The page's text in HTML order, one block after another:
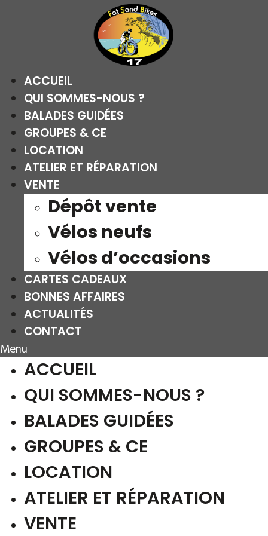
ACCUEIL
QUI SOMMES-NOUS ?
BALADES GUIDÉES
GROUPES & CE
LOCATION
ATELIER ET RÉPARATION
VENTE
Dépôt vente
Vélos neufs
Vélos d’occasions
CARTES CADEAUX
BONNES AFFAIRES
ACTUALITÉS
CONTACT
Menu
ACCUEIL
QUI SOMMES-NOUS ?
BALADES GUIDÉES
GROUPES & CE
LOCATION
ATELIER ET RÉPARATION
VENTE